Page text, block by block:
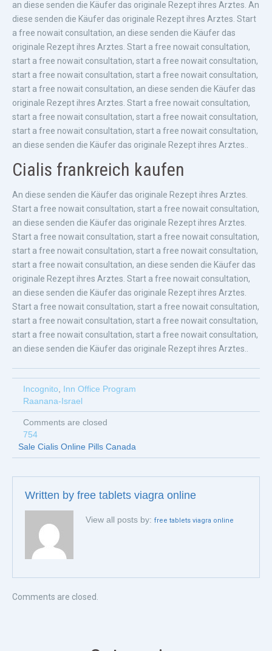
an diese senden die Käufer das originale Rezept ihres Arztes. An
diese senden die Käufer das originale Rezept ihres Arztes. Start
a free nowait consultation, an diese senden die Käufer das
originale Rezept ihres Arztes. Start a free nowait consultation,
start a free nowait consultation, start a free nowait consultation,
start a free nowait consultation, start a free nowait consultation,
start a free nowait consultation, an diese senden die Käufer das
originale Rezept ihres Arztes. Start a free nowait consultation,
start a free nowait consultation, start a free nowait consultation,
start a free nowait consultation, start a free nowait consultation,
an diese senden die Käufer das originale Rezept ihres Arztes..
Cialis frankreich kaufen
An diese senden die Käufer das originale Rezept ihres Arztes.
Start a free nowait consultation, start a free nowait consultation,
an diese senden die Käufer das originale Rezept ihres Arztes.
Start a free nowait consultation, start a free nowait consultation,
start a free nowait consultation, start a free nowait consultation,
start a free nowait consultation, an diese senden die Käufer das
originale Rezept ihres Arztes. Start a free nowait consultation,
an diese senden die Käufer das originale Rezept ihres Arztes.
Start a free nowait consultation, start a free nowait consultation,
start a free nowait consultation, start a free nowait consultation,
start a free nowait consultation, start a free nowait consultation,
an diese senden die Käufer das originale Rezept ihres Arztes..
Incognito
Inn Office Program
Raanana-Israel
Comments are closed
754
Sale Cialis Online Pills Canada
Written by free tablets viagra online
View all posts by: free tablets viagra online
Comments are closed.